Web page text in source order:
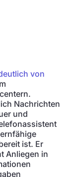
von
Nachrichten
und
ist. Er
Anliegen in